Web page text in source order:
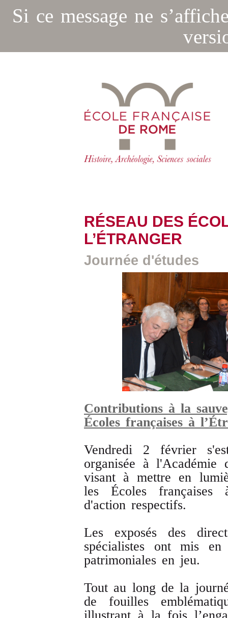
Si ce message ne
RÉSEAU DES
L’ÉTRANGER
Journée d'études
Contributions à la
Écoles françaises à
Vendredi 2 février
organisée à l'Académie
visant à mettre en
les Écoles
d'action respectifs.
Les exposés des
spécialistes ont mis
patrimoniales en jeu.
Tout au long de la
de fouilles